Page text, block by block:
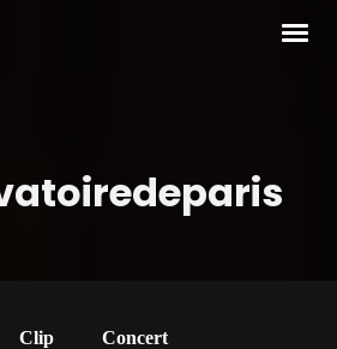
Clip Concert